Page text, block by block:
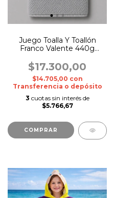
Juego Toalla Y Toallón
Franco Valente 440g
$17.300,00
$14.705,00 con
Transferencia o depósito
3 cuotas sin interés de
$5.766,67
COMPRAR